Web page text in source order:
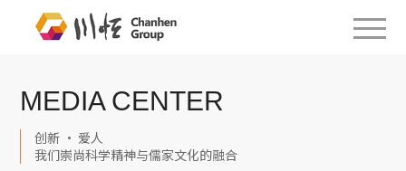
MEDIA CENTER
创新 · 爱人
我们崇尚科学精神与儒家文化的融合